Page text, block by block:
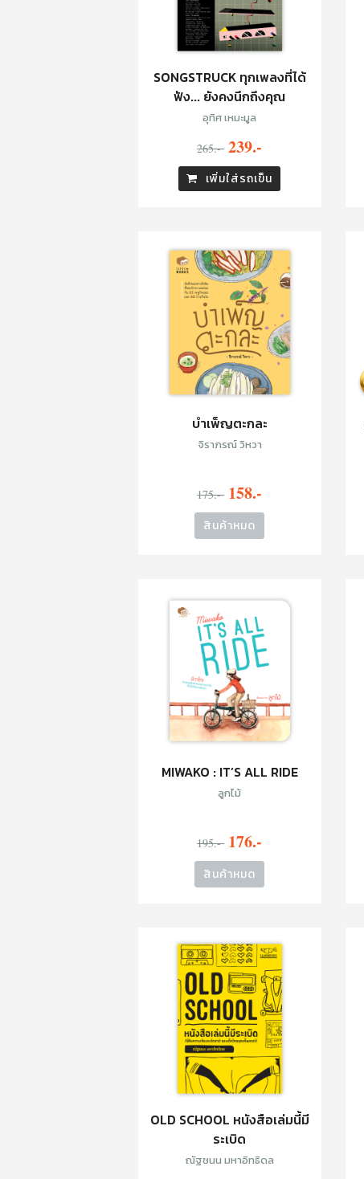
SONGSTRUCK ทุกเพลงที่ได้
ฟัง... ยังคงนึกถึงคุณ
อุทิศ เหมะมูล
265.- 239.-
เพิ่มใส่รถเข็น
บำเพ็ญตะกละ
จิราภรณ์ วิหวา
175.- 158.-
สินค้าหมด
MIWAKO : IT’S ALL RIDE
ลูกไม้
195.- 176.-
สินค้าหมด
OLD SCHOOL หนังสือเล่มนี้มี
ระเบิด
ณัฐชนน มหาอิทธิดล